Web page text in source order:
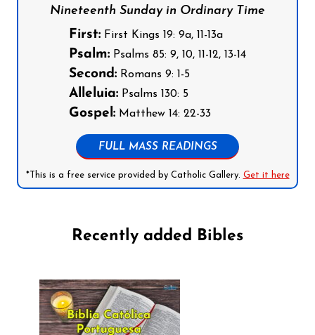
Nineteenth Sunday in Ordinary Time
First: First Kings 19: 9a, 11-13a
Psalm: Psalms 85: 9, 10, 11-12, 13-14
Second: Romans 9: 1-5
Alleluia: Psalms 130: 5
Gospel: Matthew 14: 22-33
FULL MASS READINGS
*This is a free service provided by Catholic Gallery. Get it here
Recently added Bibles